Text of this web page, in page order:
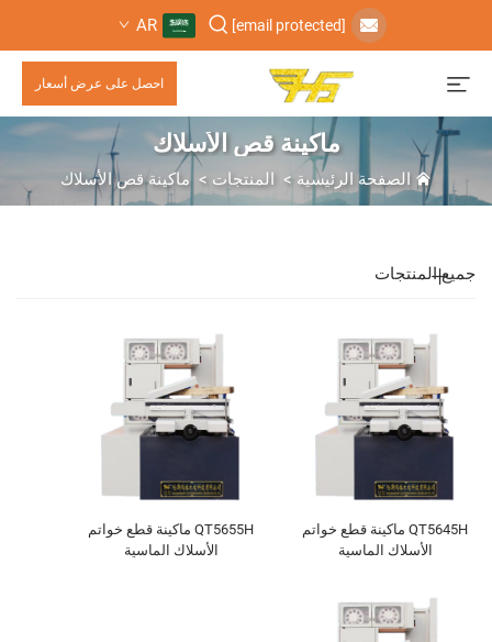
[email protected]
AR
احصل على عرض أسعار
ماكينة قص الأسلاك
الصفحة الرئيسية > المنتجات > ماكينة قص الأسلاك
جميع المنتجات
QT5645H ماكينة قطع خواتم
الأسلاك الماسية
QT5655H ماكينة قطع خواتم
الأسلاك الماسية